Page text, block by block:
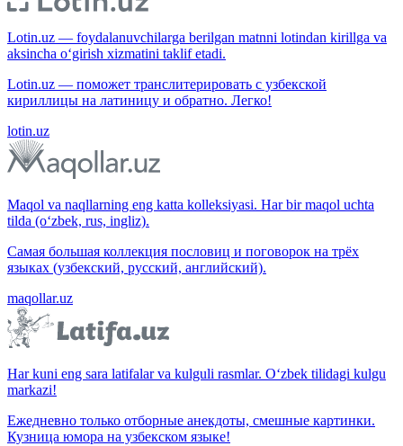
Lotin.uz — foydalanuvchilarga berilgan matnni lotindan kirillga va
aksincha o‘girish xizmatini taklif etadi.
Lotin.uz — поможет транслитерировать с узбекской
кириллицы на латиницу и обратно. Легко!
lotin.uz
Maqol va naqllarning eng katta kolleksiyasi. Har bir maqol uchta
tilda (o‘zbek, rus, ingliz).
Самая большая коллекция пословиц и поговорок на трёх
языках (узбекский, русский, английский).
maqollar.uz
Har kuni eng sara latifalar va kulguli rasmlar. O‘zbek tilidagi kulgu
markazi!
Ежедневно только отборные анекдоты, смешные картинки.
Кузница юмора на узбекском языке!